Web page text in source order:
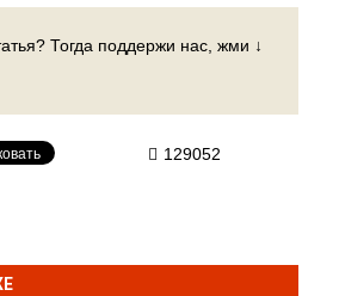
Тогда поддержи нас, жми ↓
129052